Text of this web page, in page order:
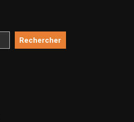
Rechercher